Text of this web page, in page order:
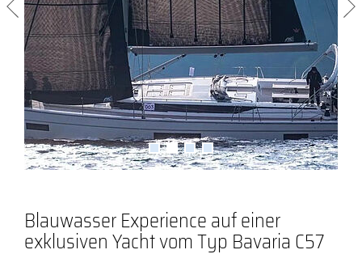
Blauwasser Experience auf einer
exklusiven Yacht vom Typ Bavaria C57